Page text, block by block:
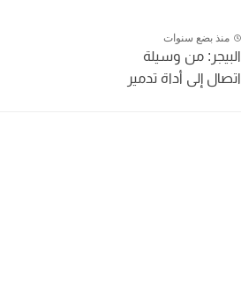
بضع سنوات
من وسيلة
إلى أداة تدمير